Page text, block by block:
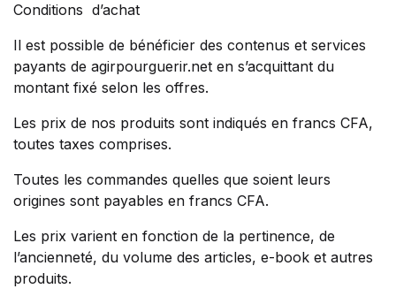
Conditions d’achat
Il est possible de bénéficier des contenus et services
payants de agirpourguerir.net en s’acquittant du
montant fixé selon les offres.
Les prix de nos produits sont indiqués en francs CFA,
toutes taxes comprises.
Toutes les commandes quelles que soient leurs
origines sont payables en francs CFA.
Les prix varient en fonction de la pertinence, de
l’ancienneté, du volume des articles, e-book et autres
produits.